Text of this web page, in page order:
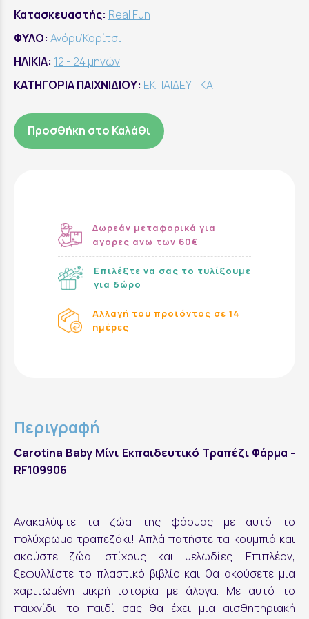
Κατασκευαστής: Real Fun
ΦΥΛΟ: Αγόρι/Κορίτσι
ΗΛΙΚΙΑ: 12 - 24 μηνών
ΚΑΤΗΓΟΡΙΑ ΠΑΙΧΝΙΔΙΟΥ: ΕΚΠΑΙΔΕΥΤΙΚΑ
Προσθήκη στο Καλάθι
Δωρεάν μεταφορικά για
αγορες ανω των 60€
Επιλέξτε να σας το τυλίξουμε
για δώρο
Αλλαγή του προϊόντος σε 14
ημέρες
Περιγραφή
Carotina Baby Μίνι Εκπαιδευτικό Τραπέζι Φάρμα -
RF109906
Ανακαλύψτε τα ζώα της φάρμας με αυτό το
πολύχρωμο τραπεζάκι! Απλά πατήστε τα κουμπιά και
ακούστε ζώα, στίχους και μελωδίες. Επιπλέον,
ξεφυλλίστε το πλαστικό βιβλίο και θα ακούσετε μια
χαριτωμένη μικρή ιστορία με άλογα. Με αυτό το
παιχνίδι, το παιδί σας θα έχει μια αισθητηριακή